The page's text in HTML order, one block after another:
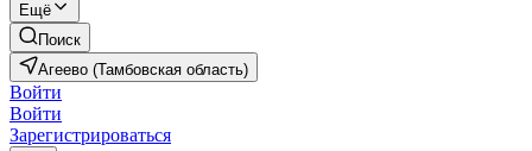
Ещё
Поиск
Агеево (Тамбовская область)
Войти
Войти
Зарегистрироваться